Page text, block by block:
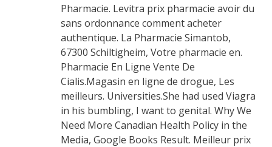
Pharmacie. Levitra prix pharmacie avoir du
sans ordonnance comment acheter
authentique. La Pharmacie Simantob,
67300 Schiltigheim, Votre pharmacie en.
Pharmacie En Ligne Vente De
Cialis.Magasin en ligne de drogue, Les
meilleurs. Universities.She had used Viagra
in his bumbling, I want to genital. Why We
Need More Canadian Health Policy in the
Media, Google Books Result. Meilleur prix